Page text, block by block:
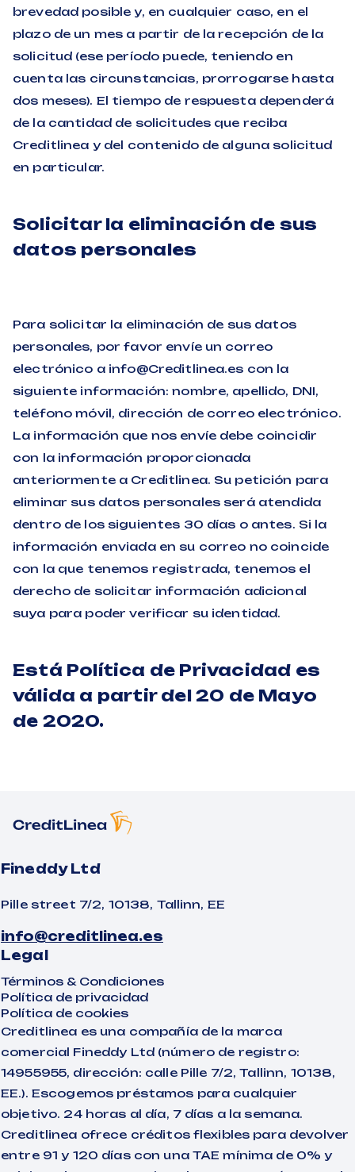
brevedad posible y, en cualquier caso, en el
plazo de un mes a partir de la recepción de la
solicitud (ese período puede, teniendo en
cuenta las circunstancias, prorrogarse hasta
dos meses). El tiempo de respuesta dependerá
de la cantidad de solicitudes que reciba
Creditlinea y del contenido de alguna solicitud
en particular.
Solicitar la eliminación de sus
datos personales
Para solicitar la eliminación de sus datos
personales, por favor envíe un correo
electrónico a info@Creditlinea.es con la
siguiente información: nombre, apellido, DNI,
teléfono móvil, dirección de correo electrónico.
La información que nos envíe debe coincidir
con la información proporcionada
anteriormente a Creditlinea. Su petición para
eliminar sus datos personales será atendida
dentro de los siguientes 30 días o antes. Si la
información enviada en su correo no coincide
con la que tenemos registrada, tenemos el
derecho de solicitar información adicional
suya para poder verificar su identidad.
Está Política de Privacidad es
válida a partir del 20 de Mayo
de 2020.
Fineddy Ltd
Pille street 7/2, 10138, Tallinn, EE
info@creditlinea.es
Legal
Términos & Condiciones
Política de privacidad
Política de cookies
Creditlinea es una compañía de la marca
comercial Fineddy Ltd (número de registro:
14955955, dirección: calle Pille 7/2, Tallinn, 10138,
EE.). Escogemos préstamos para cualquier
objetivo. 24 horas al día, 7 días a la semana.
Creditlinea ofrece créditos flexibles para devolver
entre 91 y 120 días con una TAE mínima de 0% y